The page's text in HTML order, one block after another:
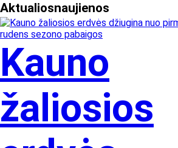
Aktualiosnaujienos
Kauno
žaliosios